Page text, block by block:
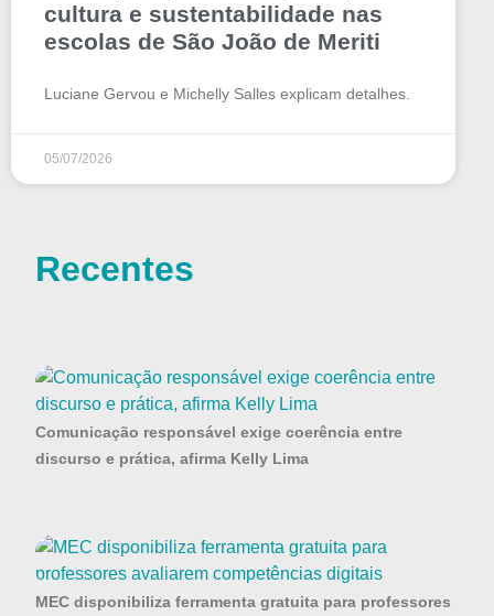
cultura e sustentabilidade nas
escolas de São João de Meriti
Luciane Gervou e Michelly Salles explicam detalhes.
05/07/2026
Recentes
Comunicação responsável exige coerência entre
discurso e prática, afirma Kelly Lima
MEC disponibiliza ferramenta gratuita para professores